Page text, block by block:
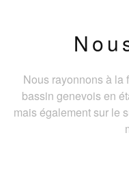
Nous rayonnons à la
bassin genevois en
mais également sur le